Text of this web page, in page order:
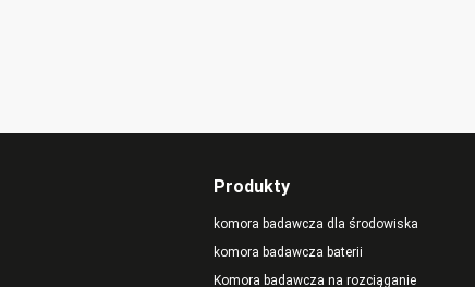
Produkty
komora badawcza dla środowiska
komora badawcza baterii
Komora badawcza na rozciąganie